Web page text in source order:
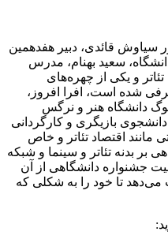
قائدی، دبیر هفدهمین
سعید بهنام، مدرس
و یکی از چهره‌های
شده است، افرا افروز،
دانشگاه هنر و نرگس
بازیگری و کارگردانی
مانند اقتصاد تئاتر و خاص
بر بدنه تئاتر و سینما و شبکه
جشنواره دانشگاهی از آن
تا خود را به شکلی که